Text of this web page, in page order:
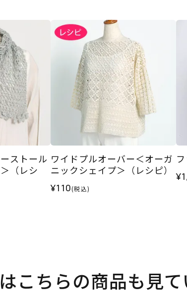
ストール
（レシ
ワイドプルオーバー＜オーガ
ニックシェイプ＞（レシピ）
¥110(税込)
こちらの商品も見